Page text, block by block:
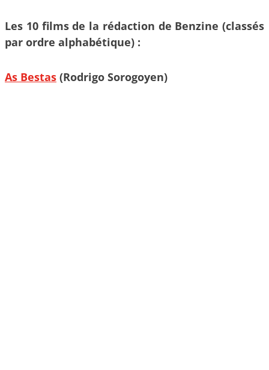
Les 10 films de la rédaction de Benzine (classés
par ordre alphabétique) :
As Bestas (Rodrigo Sorogoyen)